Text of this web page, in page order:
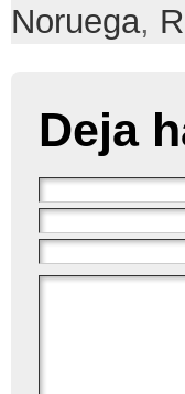
Noruega,
Deja